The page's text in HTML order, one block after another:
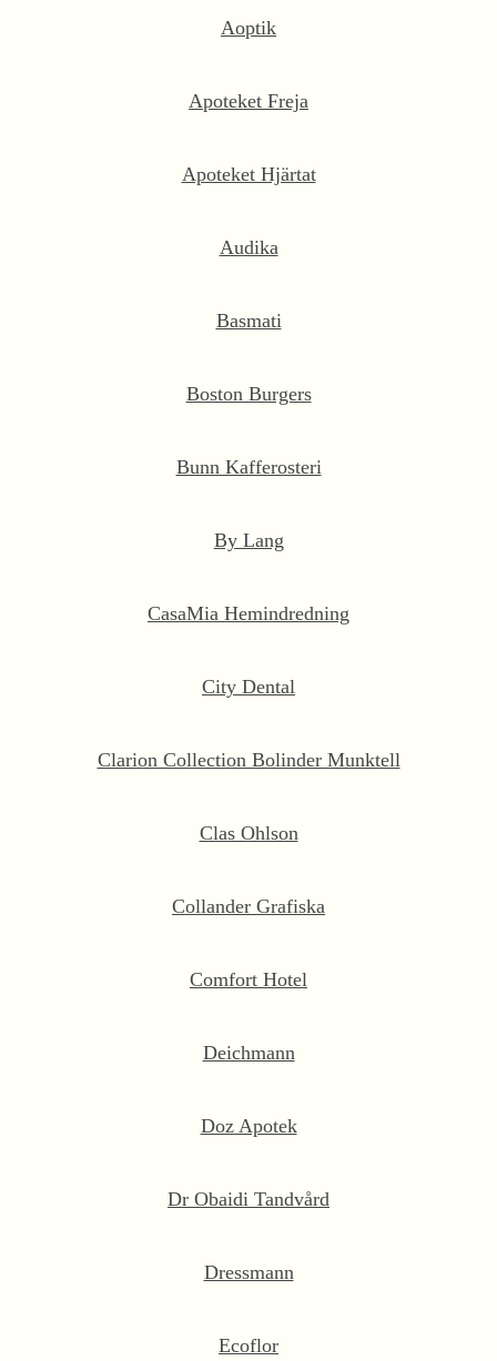
Aoptik
Apoteket Freja
Apoteket Hjärtat
Audika
Basmati
Boston Burgers
Bunn Kafferosteri
By Lang
CasaMia Hemindredning
City Dental
Clarion Collection Bolinder Munktell
Clas Ohlson
Collander Grafiska
Comfort Hotel
Deichmann
Doz Apotek
Dr Obaidi Tandvård
Dressmann
Ecoflor